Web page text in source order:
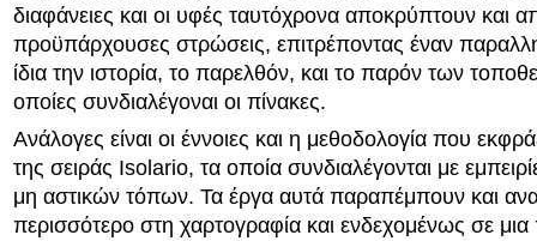
διαφάνειες και οι υφές ταυτόχρονα αποκρύπτουν και
προϋπάρχουσες στρώσεις, επιτρέποντας έναν
ίδια την ιστορία, το παρελθόν, και το παρόν των
οποίες συνδιαλέγοναι οι πίνακες.
Ανάλογες είναι οι έννοιες και η μεθοδολογία που
της σειράς Isolario, τα οποία συνδιαλέγονται με
μη αστικών τόπων. Τα έργα αυτά παραπέμπουν και
περισσότερο στη χαρτογραφία και ενδεχομένως σε μια